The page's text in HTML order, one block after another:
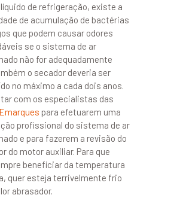
de refrigeração, existe a
de acumulação de bactérias
que podem causar odores
se o sistema de ar
não for adequadamente
o secador deveria ser
no máximo a cada dois anos.
com os especialistas das
Emarques para efetuarem uma
profissional do sistema de ar
e para fazerem a revisão do
do motor auxiliar. Para que
beneficiar da temperatura
quer esteja terrivelmente frio
abrasador.